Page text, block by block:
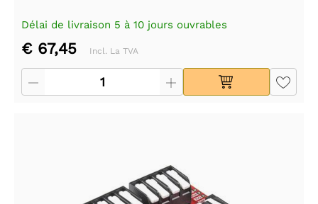
Délai de livraison 5 à 10 jours ouvrables
€ 67,45 Incl. La TVA